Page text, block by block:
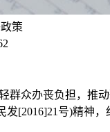
策
办丧负担，推
[2016]21号)精神，